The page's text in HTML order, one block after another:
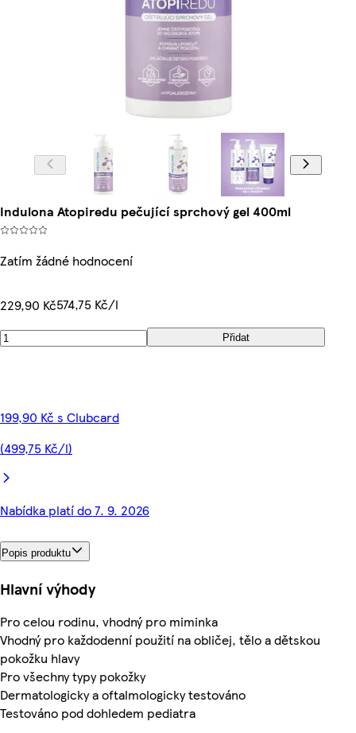
Indulona Atopiredu pečující sprchový gel 400ml
Zatím žádné hodnocení
229,90 Kč574,75 Kč/l
Přidat
199,90 Kč s Clubcard
(499,75 Kč/l)
Nabídka platí do 7. 9. 2026
Popis produktu
Hlavní výhody
Pro celou rodinu, vhodný pro miminka
Vhodný pro každodenní použití na obličej, tělo a dětskou
pokožku hlavy
Pro všechny typy pokožky
Dermatologicky a oftalmologicky testováno
Testováno pod dohledem pediatra